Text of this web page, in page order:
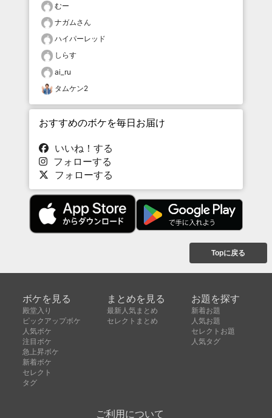
むー
ナガムさん
ハイパーレッド
しらす
ai_ru
タムケン2
おすすめのボケを毎日お届け
いいね！する
フォローする
フォローする
Topに戻る
ボケを見る
殿堂入り
ピックアップボケ
人気ボケ
注目ボケ
急上昇ボケ
新着ボケ
セレクト
タグ
まとめを見る
最新人気まとめ
セレクトまとめ
お題を探す
新着お題
人気お題
セレクトお題
人気タグ
ご利用について